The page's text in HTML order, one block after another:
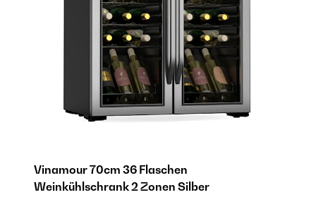
Vinamour 70cm 36 Flaschen
Weinkühlschrank 2 Zonen​ Silber